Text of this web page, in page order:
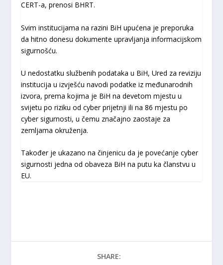
CERT-a, prenosi BHRT.
Svim institucijama na razini BiH upućena je preporuka
da hitno donesu dokumente upravljanja informacijskom
sigurnošću.
U nedostatku službenih podataka u BiH, Ured za reviziju
institucija u izvješću navodi podatke iz međunarodnih
izvora, prema kojima je BiH na devetom mjestu u
svijetu po riziku od cyber prijetnji ili na 86 mjestu po
cyber sigurnosti, u čemu značajno zaostaje za
zemljama okruženja.
Također je ukazano na činjenicu da je povećanje cyber
sigurnosti jedna od obaveza BiH na putu ka članstvu u
EU.
SHARE: